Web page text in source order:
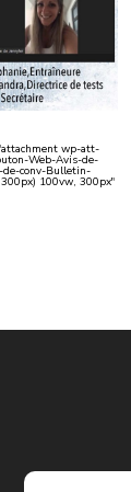
wp-att-
Web-Avis-de-
de-conv-Bulletin-
100vw, 300px"